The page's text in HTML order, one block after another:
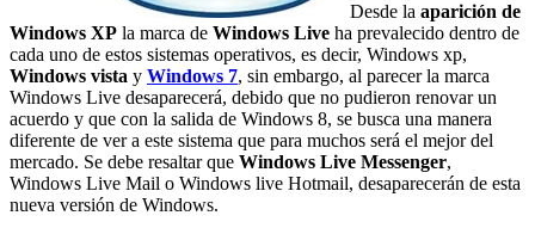
Desde la aparición de
Windows XP la marca de Windows Live ha prevalecido dentro de
cada uno de estos sistemas operativos, es decir, Windows xp,
Windows vista y Windows 7, sin embargo, al parecer la marca
Windows Live desaparecerá, debido que no pudieron renovar un
acuerdo y que con la salida de Windows 8, se busca una manera
diferente de ver a este sistema que para muchos será el mejor del
mercado. Se debe resaltar que Windows Live Messenger,
Windows Live Mail o Windows live Hotmail, desaparecerán de esta
nueva versión de Windows.